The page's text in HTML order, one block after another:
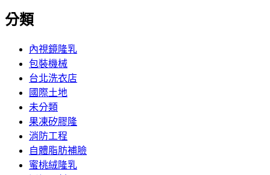
分類
內視鏡隆乳
包裝機械
台北洗衣店
國際土地
未分類
果凍矽膠隆
消防工程
自體脂肪補臉
蜜桃絨隆乳